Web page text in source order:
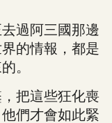
過阿三國那邊
的情報，都是
。
把這些狂化喪
們才會如此緊